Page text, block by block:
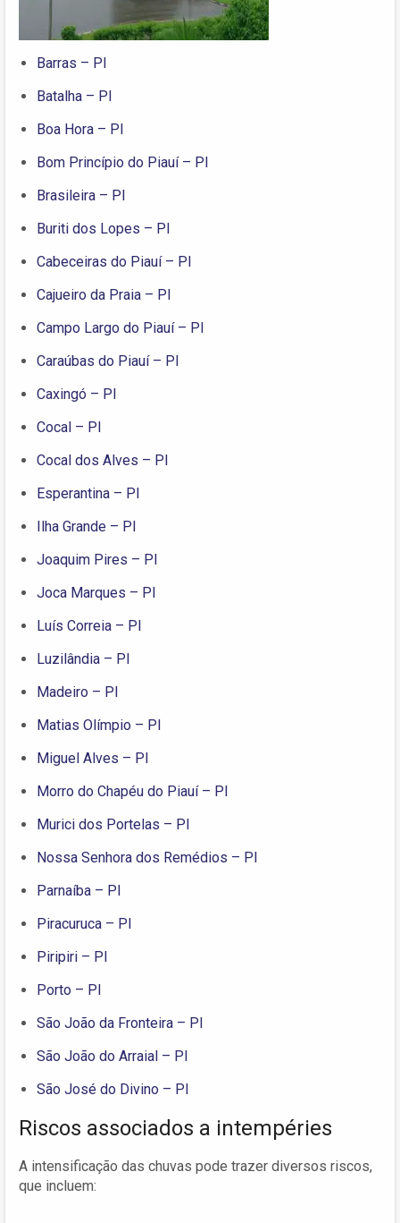
Barras – PI
Batalha – PI
Boa Hora – PI
Bom Princípio do Piauí – PI
Brasileira – PI
Buriti dos Lopes – PI
Cabeceiras do Piauí – PI
Cajueiro da Praia – PI
Campo Largo do Piauí – PI
Caraúbas do Piauí – PI
Caxingó – PI
Cocal – PI
Cocal dos Alves – PI
Esperantina – PI
Ilha Grande – PI
Joaquim Pires – PI
Joca Marques – PI
Luís Correia – PI
Luzilândia – PI
Madeiro – PI
Matias Olímpio – PI
Miguel Alves – PI
Morro do Chapéu do Piauí – PI
Murici dos Portelas – PI
Nossa Senhora dos Remédios – PI
Parnaíba – PI
Piracuruca – PI
Piripiri – PI
Porto – PI
São João da Fronteira – PI
São João do Arraial – PI
São José do Divino – PI
Riscos associados a intempéries
A intensificação das chuvas pode trazer diversos riscos,
que incluem: